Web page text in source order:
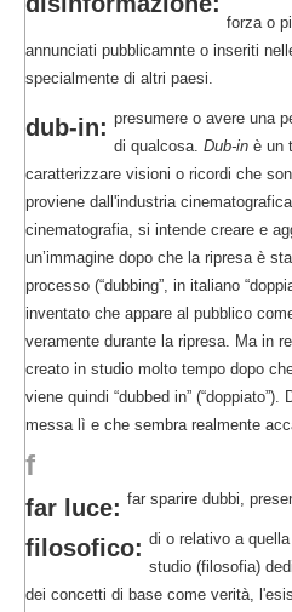
forza o
annunciati pubblicamnte o inseriti
specialmente di altri paesi.
dub-in: presumere o avere una
di qualcosa. Dub-in è un
caratterizzare visioni o ricordi che
proviene dall'industria
cinematografia, si intende creare e
un’immagine dopo che la ripresa è
processo (“dubbing”, in italiano
inventato che appare al pubblico
veramente durante la ripresa. Ma in
creato in studio molto tempo dopo
viene quindi “dubbed in”
messa lì e che sembra realmente
f
far luce: far sparire dubbi,
filosofico: di o relativo a
studio (filosofia)
dei concetti di base come verità,